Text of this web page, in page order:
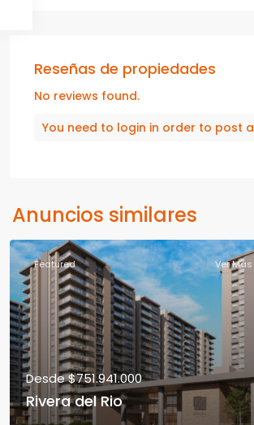
Reseñas de propiedades
No reviews found.
You need to login in order to post
Anuncios similares
Featured Ver Más
Desde$751.941.000
Rivera del Rio